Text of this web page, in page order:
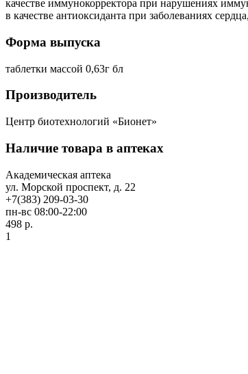
качестве иммунокорректора при нарушениях
в качестве антиоксиданта при заболеваниях
Форма выпуска
таблетки массой 0,63г бл
Производитель
Центр биотехнологий «Бионет»
Наличие товара в аптеках
Академическая аптека
ул. Морской проспект, д. 22
+7(383) 209-03-30
пн-вс 08:00-22:00
498 р.
1